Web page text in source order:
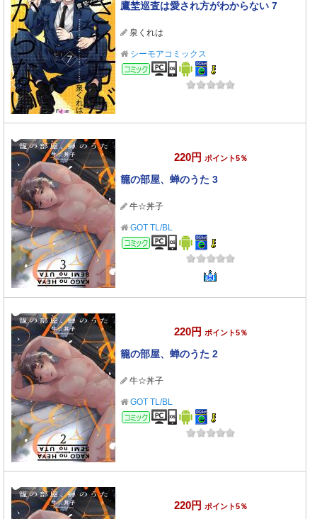
鷹埜巡査は愛され方がわからない 7
泉くれは
シーモアコミックス
コミック
220円 ポイント5％
籠の部屋、蝉のうた 3
牛☆丼子
GOT TL/BL
コミック
220円 ポイント5％
籠の部屋、蝉のうた 2
牛☆丼子
GOT TL/BL
コミック
220円 ポイント5％